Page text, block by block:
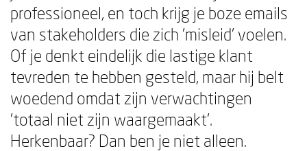
professioneel, en toch krijg je boze emails
van stakeholders die zich 'misleid' voelen.
Of je denkt eindelijk die lastige klant
tevreden te hebben gesteld, maar hij belt
woedend omdat zijn verwachtingen
'totaal niet zijn waargemaakt'.
Herkenbaar? Dan ben je niet alleen.